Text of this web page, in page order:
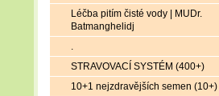
Léčba pitím čisté vody | MUDr.
Batmanghelidj
.
STRAVOVACÍ SYSTÉM (400+)
10+1 nejzdravějších semen (10+)